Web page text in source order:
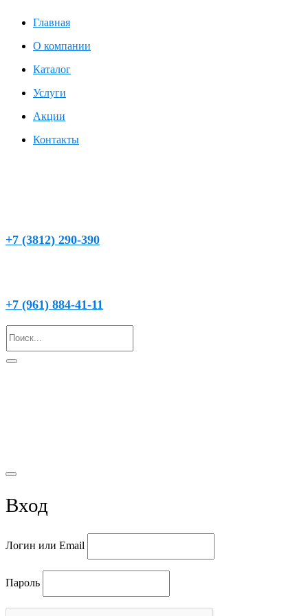
Главная
О компании
Каталог
Услуги
Акции
Контакты
+7 (3812) 290-390
+7 (961) 884-41-11
Вход
Логин или Email
Пароль